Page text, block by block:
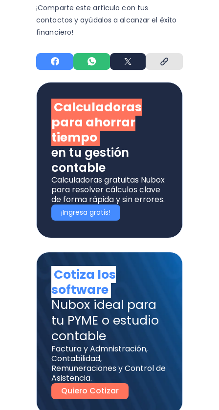
¡Comparte este artículo con tus
contactos y ayúdalos a alcanzar el éxito
financiero!
Calculadoras
para ahorrar
tiempo
en tu gestión
contable
Calculadoras gratuitas Nubox
para resolver cálculos clave
de forma rápida y sin errores.
¡Ingresa gratis!
Cotiza los
software
Nubox ideal para
tu PYME o estudio
contable
Factura y Admnistración,
Contabilidad,
Remuneraciones y Control de
Asistencia.
Quiero Cotizar